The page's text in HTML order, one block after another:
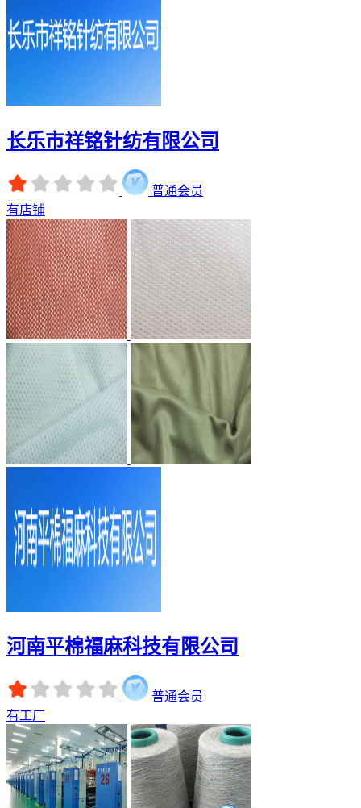
长乐市祥铭针纺有限公司
普通会员
有店铺
河南平棉福麻科技有限公司
普通会员
有工厂